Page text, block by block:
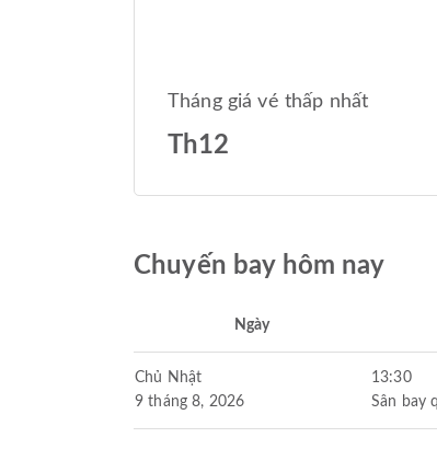
Tháng giá vé thấp nhất
Th12
Chuyến bay hôm nay
Ngày
Chủ Nhật
9 tháng 8, 2026
13:30
Sân bay